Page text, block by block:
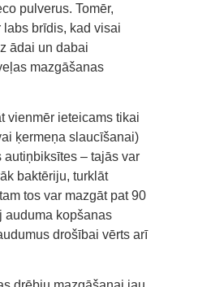
pulverus. Tomēr,
labs brīdis, kad visai
ādai un dabai
mazgāšanas
vienmēr ieteicams tikai
ķermeņa slaucīšanai)
autiņbiksītes – tajās var
baktēriju, turklāt
tos var mazgāt pat 90
auduma kopšanas
drošībai vērts arī